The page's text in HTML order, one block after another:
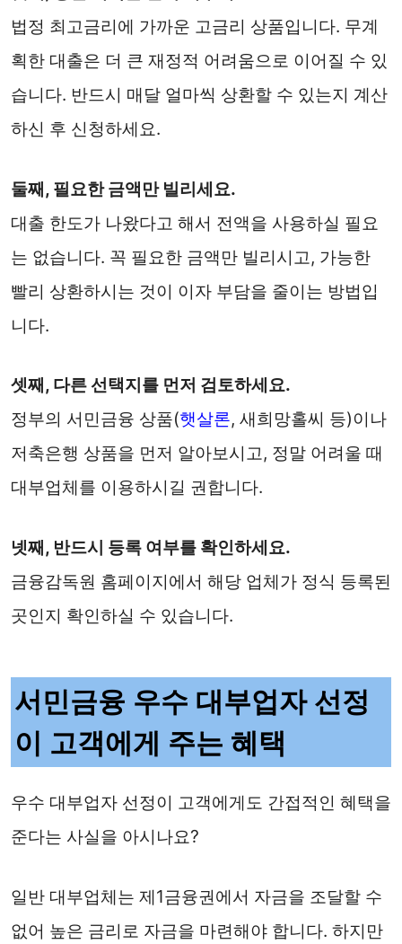
법정 최고금리에 가까운 고금리 상품입니다. 무계
획한 대출은 더 큰 재정적 어려움으로 이어질 수 있
습니다. 반드시 매달 얼마씩 상환할 수 있는지 계산
하신 후 신청하세요.
둘째, 필요한 금액만 빌리세요.
대출 한도가 나왔다고 해서 전액을 사용하실 필요
는 없습니다. 꼭 필요한 금액만 빌리시고, 가능한
빨리 상환하시는 것이 이자 부담을 줄이는 방법입
니다.
셋째, 다른 선택지를 먼저 검토하세요.
정부의 서민금융 상품(햇살론, 새희망홀씨 등)이나
저축은행 상품을 먼저 알아보시고, 정말 어려울 때
대부업체를 이용하시길 권합니다.
넷째, 반드시 등록 여부를 확인하세요.
금융감독원 홈페이지에서 해당 업체가 정식 등록된
곳인지 확인하실 수 있습니다.
서민금융 우수 대부업자 선정
이 고객에게 주는 혜택
우수 대부업자 선정이 고객에게도 간접적인 혜택을
준다는 사실을 아시나요?
일반 대부업체는 제1금융권에서 자금을 조달할 수
없어 높은 금리로 자금을 마련해야 합니다. 하지만